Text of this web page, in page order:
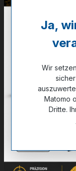
588,00 €
✔ Auf Lager
Zum Merkzettel
Technische
Ja,
Wir
Matomo
Dritte.